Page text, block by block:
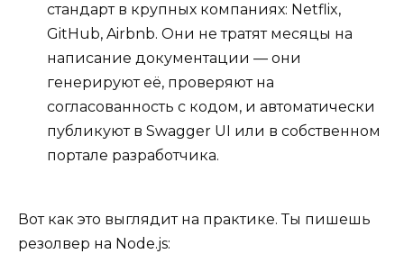
стандарт в крупных компаниях: Netflix,
GitHub, Airbnb. Они не тратят месяцы на
написание документации — они
генерируют её, проверяют на
согласованность с кодом, и автоматически
публикуют в Swagger UI или в собственном
портале разработчика.
Вот как это выглядит на практике. Ты пишешь
резолвер на Node.js: